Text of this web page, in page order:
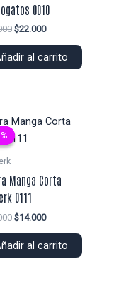
0010
El
original
$22.000El
actual
al carrito
Manga Corta
0111
El
original
$14.000El
actual
al carrito